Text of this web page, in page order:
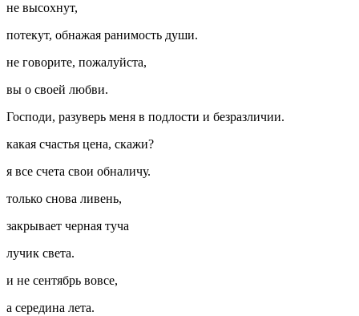
не высохнут,
потекут, обнажая ранимость души.
не говорите, пожалуйста,
вы о своей любви.
Господи, разуверь меня в подлости и безразличии.
какая счастья цена, скажи?
я все счета свои обналичу.
только снова ливень,
закрывает черная туча
лучик света.
и не сентябрь вовсе,
а середина лета.